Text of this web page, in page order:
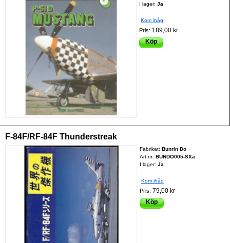
I lager: Ja
Kom ihåg
Pris: 189,00 kr
Köp
F-84F/RF-84F Thunderstreak
Fabrikat: Bunrin Do
Art.nr: BUNDO005-SXa
I lager: Ja
Kom ihåg
Pris: 79,00 kr
Köp